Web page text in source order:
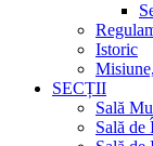
Istoric
SECȚII
Sală
Sală